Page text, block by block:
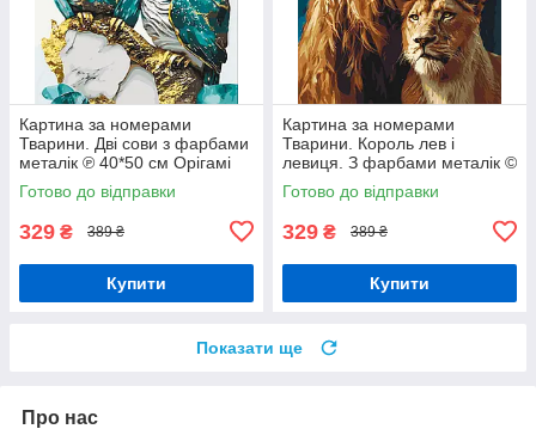
Картина за номерами
Тварини. Дві сови з фарбами
металік ℗ 40*50 см Орігамі
LW 3405
Готово до відправки
329 ₴ 389 ₴
Купити
Картина за номерами
Тварини. Король лев і
левиця. З фарбами металік ©
40*50 см Орігамі LW 0320
Готово до відправки
329 ₴ 389 ₴
Купити
Показати ще
Про нас